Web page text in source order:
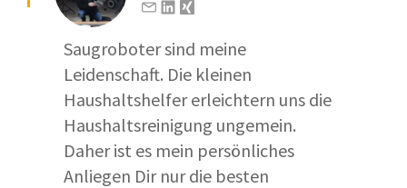
Saugroboter sind meine
Leidenschaft. Die kleinen
Haushaltshelfer erleichtern uns die
Haushaltsreinigung ungemein.
Daher ist es mein persönliches
Anliegen Dir nur die besten